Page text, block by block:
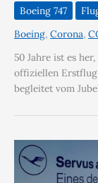
Boeing 747
Boeing, Corona,
50 Jahre ist es
offiziellen Erstflug
begleitet vom